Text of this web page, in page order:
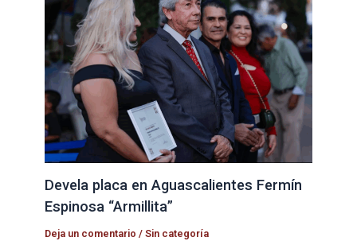
Devela placa en Aguascalientes Fermín
Espinosa “Armillita”
Deja un comentario /Sin categoría